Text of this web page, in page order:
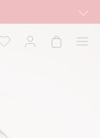
w ofertę, również z
na kappahl.com. Ofert